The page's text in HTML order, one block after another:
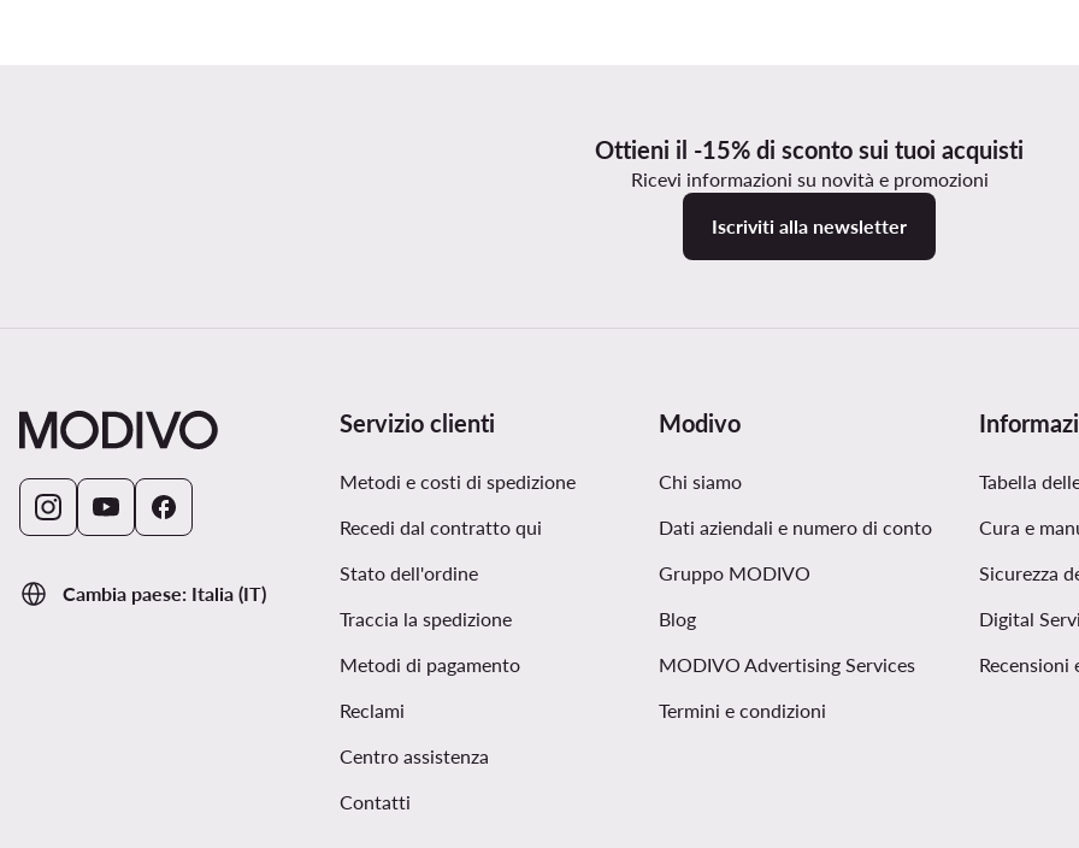
Ottieni il -15% di sconto sui tuoi acquisti
Ricevi informazioni su novità e promozioni
Iscriviti alla newsletter
Cambia paese: Italia (IT)
Servizio clienti
Metodi e costi di spedizione
Recedi dal contratto qui
Stato dell'ordine
Traccia la spedizione
Metodi di pagamento
Reclami
Centro assistenza
Contatti
Modivo
Chi siamo
Dati aziendali e numero di conto
Gruppo MODIVO
Blog
MODIVO Advertising Services
Termini e condizioni
Tabella
Cura e
Sicurezza
Digital
Recensioni